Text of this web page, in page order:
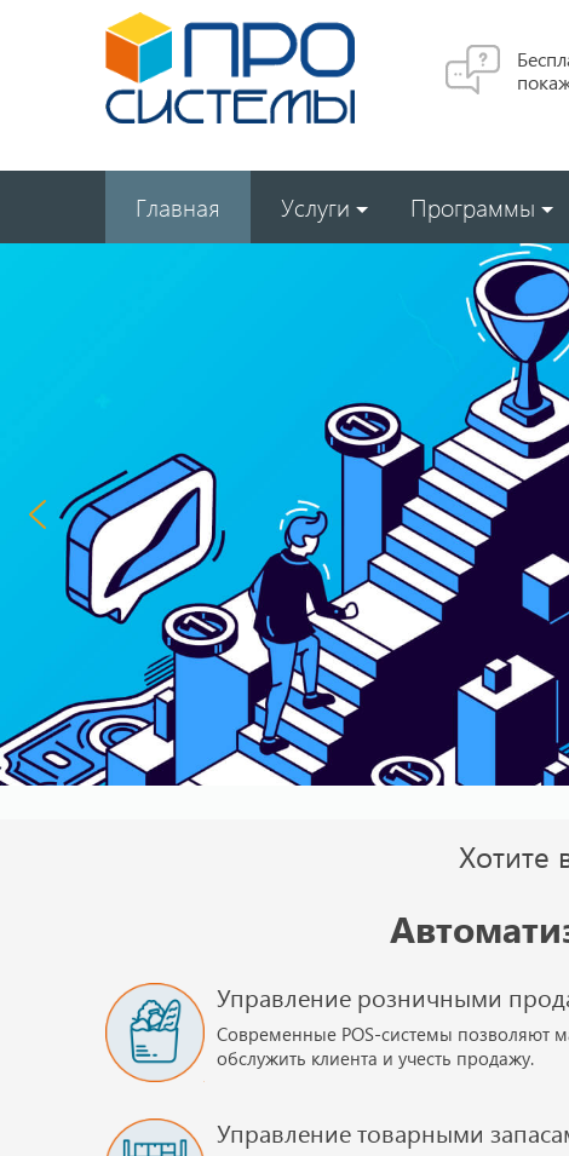
Главная Услуги Программы
Хотите
Управление розничными
Современные POS-системы позволяют
обслужить клиента и учесть продажу.
Управление товарными